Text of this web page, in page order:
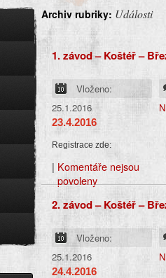
Archiv rubriky: Události
1. závod – Koštéř –
Vloženo:
25.1.2016
23.4.2016
Registrace zde:
| Komentáře nejsou
povoleny
2. závod – Koštéř –
Vloženo:
25.1.2016
24.4.2016